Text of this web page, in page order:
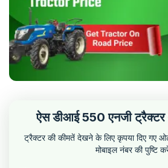
ऐस डीआई 550 एनजी ट्रैक्टर
ट्रैक्टर की कीमतें देखने के लिए कृपया दिए गए
मोबाइल नंबर की पुष्टि